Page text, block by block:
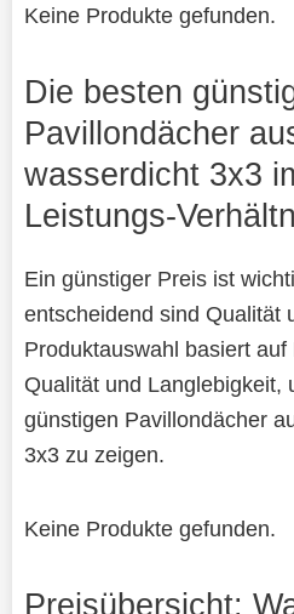
Keine Produkte gefunden.
Die besten
Pavillondächer
wasserdicht 3x3
Leistungs-
Ein günstiger Preis ist
entscheidend sind Qualität
Produktauswahl basiert
Qualität und Langlebigkeit,
günstigen Pavillondächer
3x3 zu zeigen.
Keine Produkte gefunden.
Preisübersicht: